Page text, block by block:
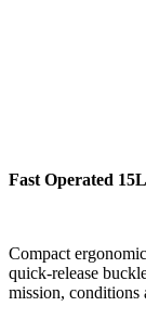
Fast Operated
Compact
quick-release
mission, conditions